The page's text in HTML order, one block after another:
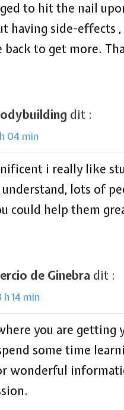
to hit the nail
side-effects ,
to get more.
dit :
04 min
i really like
lots of
could help them
de Ginebra dit :
h 14 min
you are getting
some time
wonderful